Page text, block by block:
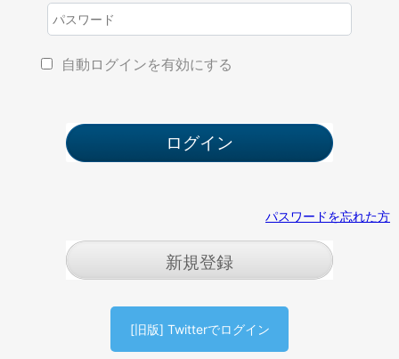
自動ログインを有効にする
パスワードを忘れた方
新規登録
[旧版] Twitterでログイン